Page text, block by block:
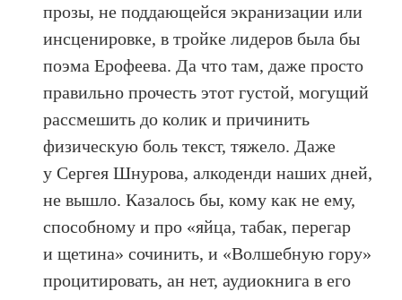
прозы, не поддающейся экранизации или
инсценировке, в тройке лидеров была бы
поэма Ерофеева. Да что там, даже просто
правильно прочесть этот густой, могущий
рассмешить до колик и причинить
физическую боль текст, тяжело. Даже
у Сергея Шнурова, алкоденди наших дней,
не вышло. Казалось бы, кому как не ему,
способному и про «яйца, табак, перегар
и щетина» сочинить, и «Волшебную гору»
процитировать, ан нет, аудиокнига в его